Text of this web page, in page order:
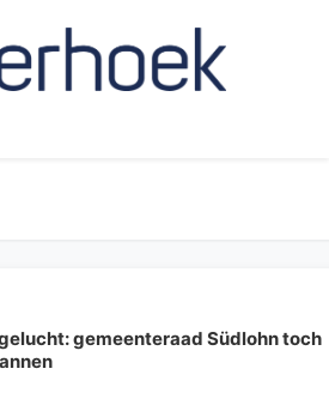
gemeenteraad Südlohn toch